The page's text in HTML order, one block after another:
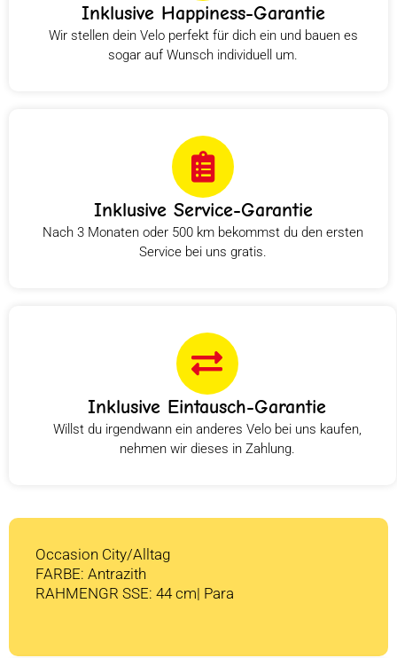
Inklusive Happiness-Garantie
Wir stellen dein Velo perfekt für dich ein und bauen es
sogar auf Wunsch individuell um.
Inklusive Service-Garantie
Nach 3 Monaten oder 500 km bekommst du den ersten
Service bei uns gratis.
Inklusive Eintausch-Garantie
Willst du irgendwann ein anderes Velo bei uns kaufen,
nehmen wir dieses in Zahlung.
Occasion City/Alltag
FARBE: Antrazith
RAHMENGR SSE: 44 cm| Para